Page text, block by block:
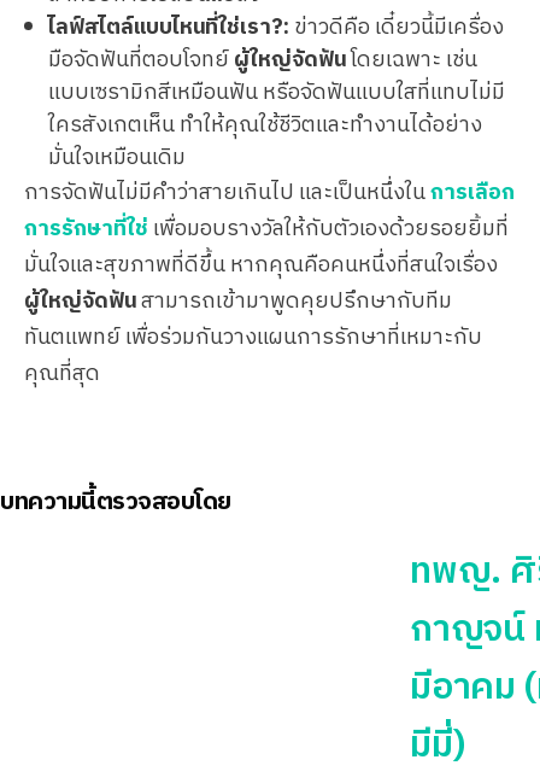
ไลฟ์สไตล์แบบไหนที่ใช่เรา?: ข่าวดีคือ เดี๋ยวนี้มีเครื่อง
มือจัดฟันที่ตอบโจทย์ผู้ใหญ่จัดฟันโดยเฉพาะ เช่น
แบบเซรามิกสีเหมือนฟัน หรือจัดฟันแบบใสที่แทบไม่มี
ใครสังเกตเห็น ทำให้คุณใช้ชีวิตและทำงานได้อย่าง
มั่นใจเหมือนเดิม
การจัดฟันไม่มีคำว่าสายเกินไป และเป็นหนึ่งในการเลือก
การรักษาที่ใช่ เพื่อมอบรางวัลให้กับตัวเองด้วยรอยยิ้มที่
มั่นใจและสุขภาพที่ดีขึ้น หากคุณคือคนหนึ่งที่สนใจเรื่อง
ผู้ใหญ่จัดฟันสามารถเข้ามาพูดคุยปรึกษากับทีม
ทันตแพทย์ เพื่อร่วมกันวางแผนการรักษาที่เหมาะกับ
คุณที่สุด
บทความนี้ตรวจสอบโดย
ทพญ.
กาญจน์
มีอาคม
มีมี่)